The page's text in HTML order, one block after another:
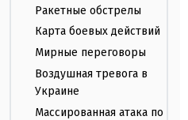
Ракетные обстрелы
Карта боевых действий
Мирные переговоры
Воздушная тревога в
Украине
Массированная атака по